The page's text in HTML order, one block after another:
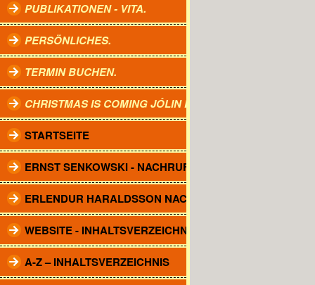
PUBLIKATIONEN - VITA.
PERSÖNLICHES.
TERMIN BUCHEN.
CHRISTMAS IS COMING JÓLIN KOMA.
STARTSEITE
ERNST SENKOWSKI - NACHRUF
ERLENDUR HARALDSSON NACHRUF
WEBSITE - INHALTSVERZEICHNIS
A-Z – INHALTSVERZEICHNIS